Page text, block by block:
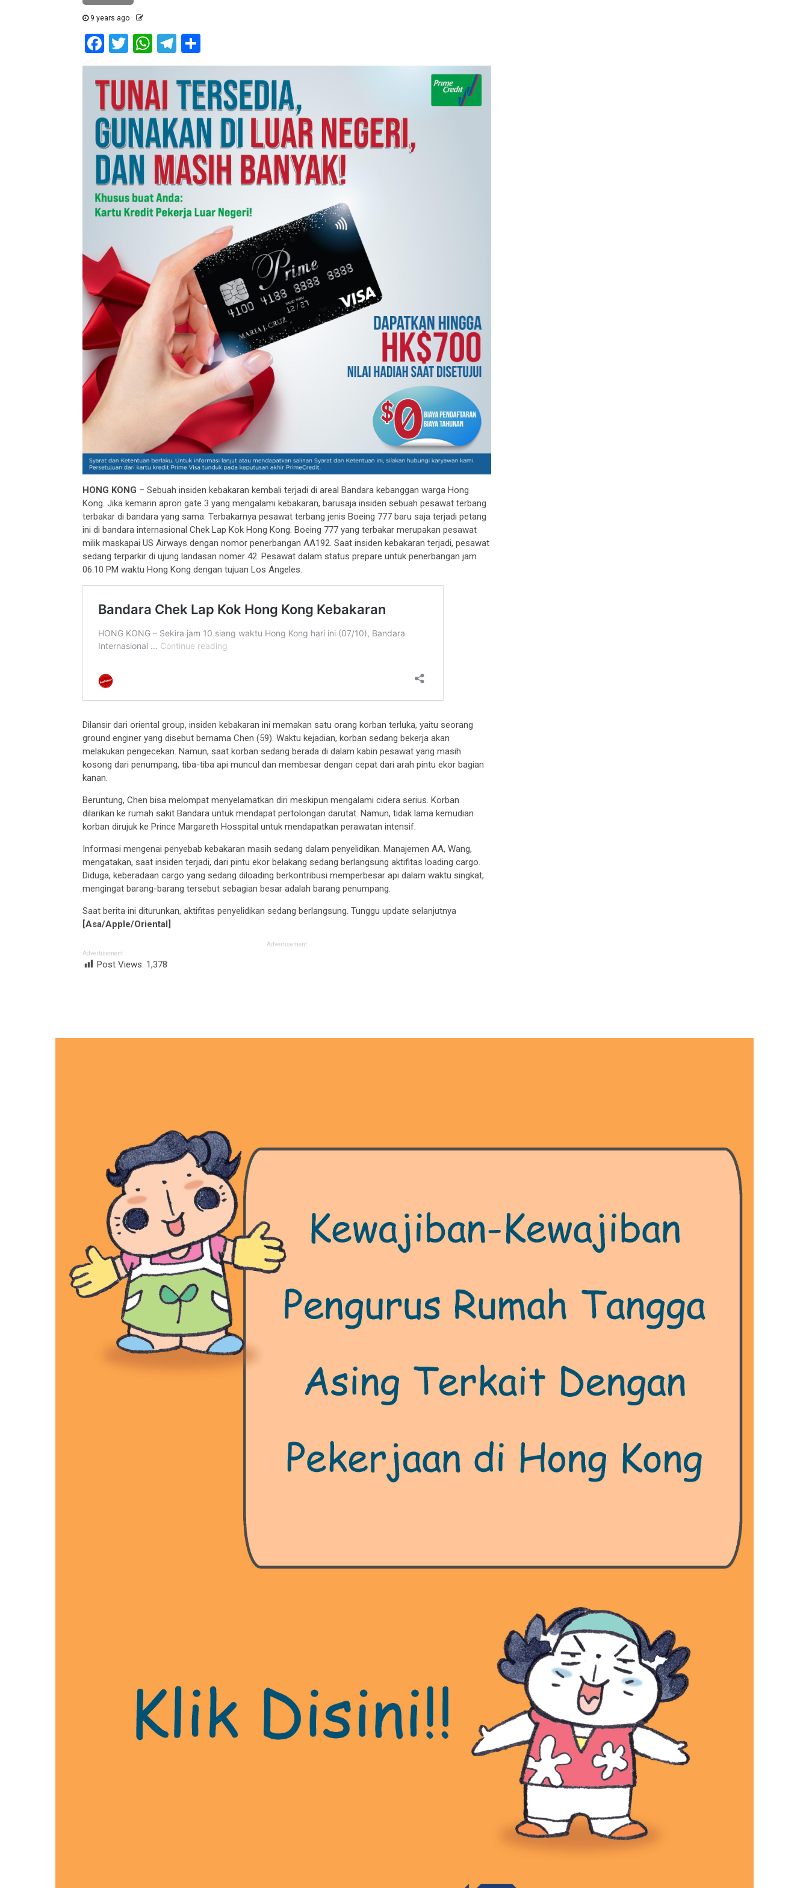
9 years ago
Facebook
Twitter
WhatsApp
Telegram
HONG KONG – Sebuah insiden kebakaran kembali terjadi di areal Bandara kebanggan warga Hong
Kong. Jika kemarin apron gate 3 yang mengalami kebakaran, barusaja insiden sebuah pesawat terbang
terbakar di bandara yang sama. Terbakarnya pesawat terbang jenis Boeing 777 baru saja terjadi petang
ini di bandara internasional Chek Lap Kok Hong Kong. Boeing 777 yang terbakar merupakan pesawat
milik maskapai US Airways dengan nomor penerbangan AA192. Saat insiden kebakaran terjadi, pesawat
sedang terparkir di ujung landasan nomer 42. Pesawat dalam status prepare untuk penerbangan jam
06:10 PM waktu Hong Kong dengan tujuan Los Angeles.
Dilansir dari oriental group, insiden kebakaran ini memakan satu orang korban terluka, yaitu seorang
ground enginer yang disebut bernama Chen (59). Waktu kejadian, korban sedang bekerja akan
melakukan pengecekan. Namun, saat korban sedang berada di dalam kabin pesawat yang masih
kosong dari penumpang, tiba-tiba api muncul dan membesar dengan cepat dari arah pintu ekor bagian
kanan.
Beruntung, Chen bisa melompat menyelamatkan diri meskipun mengalami cidera serius. Korban
dilarikan ke rumah sakit Bandara untuk mendapat pertolongan darutat. Namun, tidak lama kemudian
korban dirujuk ke Prince Margareth Hosspital untuk mendapatkan perawatan intensif.
Informasi mengenai penyebab kebakaran masih sedang dalam penyelidikan. Manajemen AA, Wang,
mengatakan, saat insiden terjadi, dari pintu ekor belakang sedang berlangsung aktifitas loading cargo.
Diduga, keberadaan cargo yang sedang diloading berkontribusi memperbesar api dalam waktu singkat,
mengingat barang-barang tersebut sebagian besar adalah barang penumpang.
Saat berita ini diturunkan, aktifitas penyelidikan sedang berlangsung. Tunggu update selanjutnya
[Asa/Apple/Oriental]
Advertisement
Advertisement
Post Views: 1,378